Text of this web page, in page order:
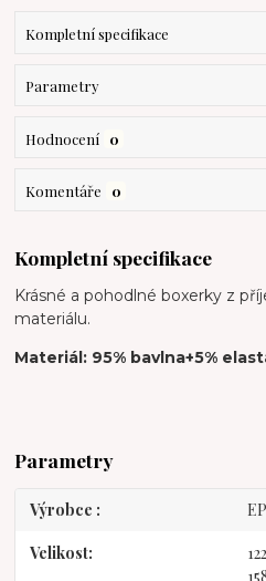
Kompletní specifikace
Parametry
Hodnocení 0
Komentáře 0
Kompletní specifikace
Krásné a pohodlné boxerky z
materiálu.
Materiál: 95% bavlna+5%
Parametry
Výrobce
Velikost